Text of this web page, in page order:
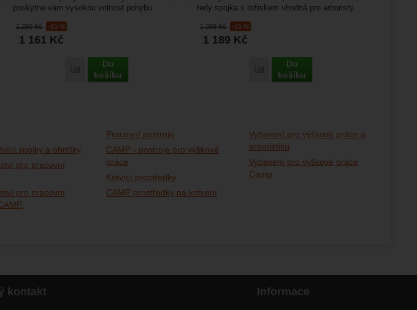
1 290Kč -10 %
1 161 Kč
Porovnat
Do
košíku
poskytne vám vysokou volnost pohybu.
1 399Kč -15 %
1 189 Kč
Porovnat
Do
košíku
tedy spojka s ložiskem vhodná pro arboristy
spojky a obrtlíky
pro pracovní
pro pracovní
Pracovní postroje
CAMP - postroje pro výškové
práce
Kotvící prostředky
CAMP prostředky na kotvení
Vybavení pro výškové práce a
arboristiku
Vybavení pro výškové práce
Camp
kontakt Informace